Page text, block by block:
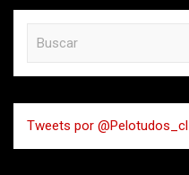
a
r
Tweets por @Pelotudos_cl